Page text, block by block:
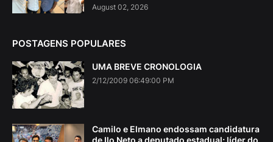
August 02, 2026
POSTAGENS POPULARES
UMA BREVE CRONOLOGIA
2/12/2009 06:49:00 PM
Camilo e Elmano endossam candidatura